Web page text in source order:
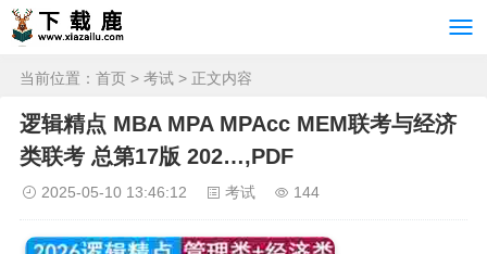
当前位置： 首页 > 考试 > 正文内容
逻辑精点 MBA MPA MPAcc MEM联考与经济
类联考 总第17版 202…,PDF
2025-05-10 13:46:12 考试 144